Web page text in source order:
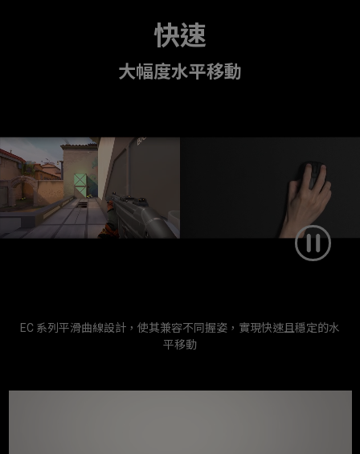
快速
大幅度水平移動
EC 系列平滑曲線設計，使其兼容不同握姿，實現快速且穩定的水
平移動